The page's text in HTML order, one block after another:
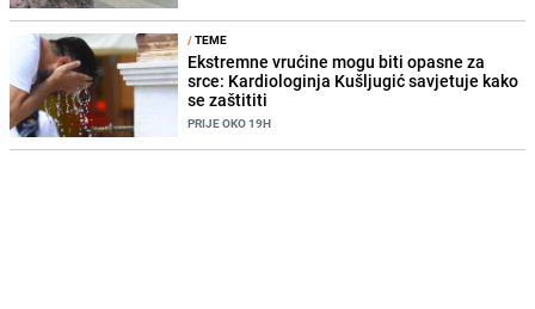
/TEME
Ekstremne vrućine mogu biti opasne za
srce: Kardiologinja Kušljugić savjetuje kako
se zaštititi
PRIJE OKO 19H